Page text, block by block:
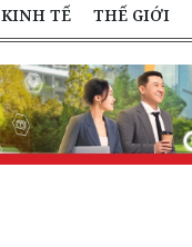
KINH TẾ THẾ GIỚI